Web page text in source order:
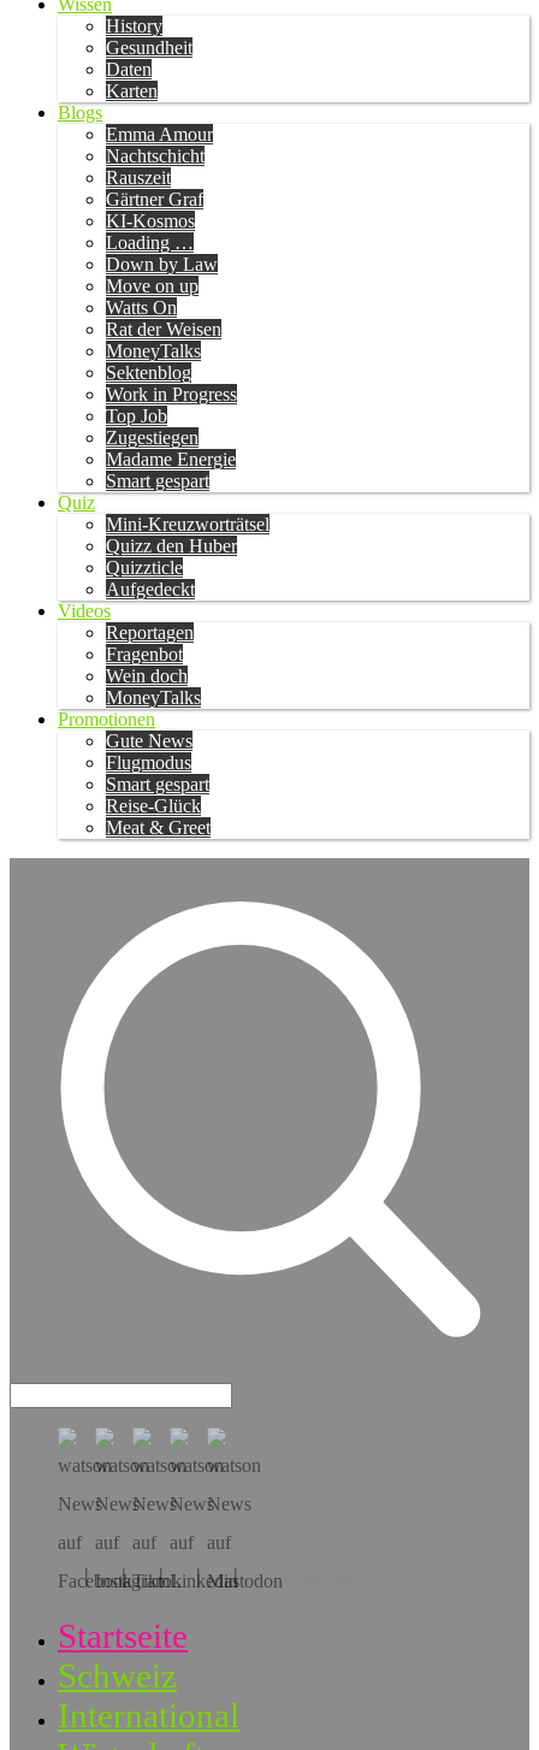
Wissen
History
Gesundheit
Daten
Karten
Blogs
Emma Amour
Nachtschicht
Rauszeit
Gärtner Graf
KI-Kosmos
Loading …
Down by Law
Move on up
Watts On
Rat der Weisen
MoneyTalks
Sektenblog
Work in Progress
Top Job
Zugestiegen
Madame Energie
Smart gespart
Quiz
Mini-Kreuzworträtsel
Quizz den Huber
Quizzticle
Aufgedeckt
Videos
Reportagen
Fragenbot
Wein doch
MoneyTalks
Promotionen
Gute News
Flugmodus
Smart gespart
Reise-Glück
Meat & Greet
Hol dir die App!
Startseite
Schweiz
International